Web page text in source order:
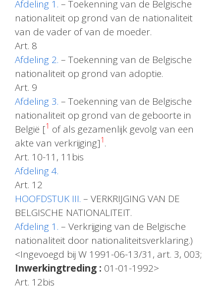
Afdeling 1. – Toekenning van de Belgische
nationaliteit op grond van de nationaliteit
van de vader of van de moeder.
Art. 8
Afdeling 2. – Toekenning van de Belgische
nationaliteit op grond van adoptie.
Art. 9
Afdeling 3. – Toekenning van de Belgische
nationaliteit op grond van de geboorte in
België [1 of als gezamenlijk gevolg van een
akte van verkrijging]1 .
Art. 10-11, 11bis
Afdeling 4.
Art. 12
HOOFDSTUK III. – VERKRIJGING VAN DE
BELGISCHE NATIONALITEIT.
Afdeling 1. – Verkrijging van de Belgische
nationaliteit door nationaliteitsverklaring.)
<Ingevoegd bij W 1991-06-13/31, art. 3, 003;
Inwerkingtreding : 01-01-1992>
Art. 12bis